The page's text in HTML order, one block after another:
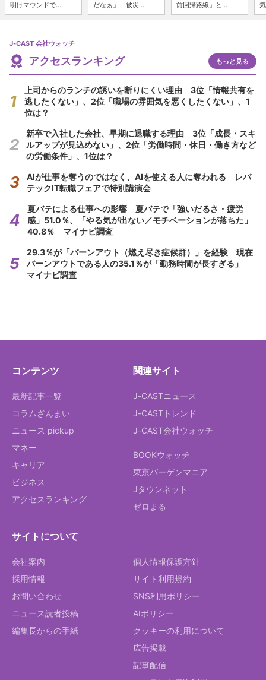
明けマウンドで...
だなぁ」 被災...
前回帰路線」と...
J-CAST 会社ウォッチ
アクセスランキング もっと見る
上司からのランチの誘いを断りにくい理由 3位「情報共有を
逃したくない」、2位「職場の雰囲気を悪くしたくない」、1
位は？
新卒で入社した会社、早期に退職する理由 3位「成長・スキ
ルアップが見込めない」、2位「労働時間・休日・働き方など
の労働条件」、1位は？
AIが仕事を奪うのではなく、AIを使える人に奪われる レバ
テックIT転職フェアで特別講演会
夏バテによる仕事への影響 夏バテで「強いだるさ・疲労
感」51.0％、「やる気が出ない／モチベーションが落ちた」
40.8％ マイナビ調査
29.3％が「バーンアウト（燃え尽き症候群）」を経験 現在
バーンアウトである人の35.1％が「勤務時間が長すぎる」
マイナビ調査
コンテンツ
最新記事一覧
コラムざんまい
ニュース pickup
マネー
キャリア
ビジネス
アクセスランキング
関連サイト
J-CASTニュース
J-CASTトレンド
J-CAST会社ウォッチ
BOOKウォッチ
東京バーゲンマニア
Jタウンネット
ゼロまる
サイトについて
会社案内
採用情報
お問い合わせ
ニュース読者投稿
編集長からの手紙
個人情報保護方針
サイト利用規約
SNS利用ポリシー
AIポリシー
クッキーの利用について
広告掲載
記事配信